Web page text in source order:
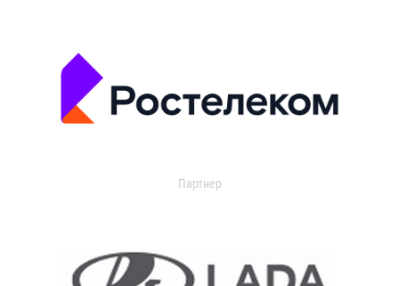
Партнер